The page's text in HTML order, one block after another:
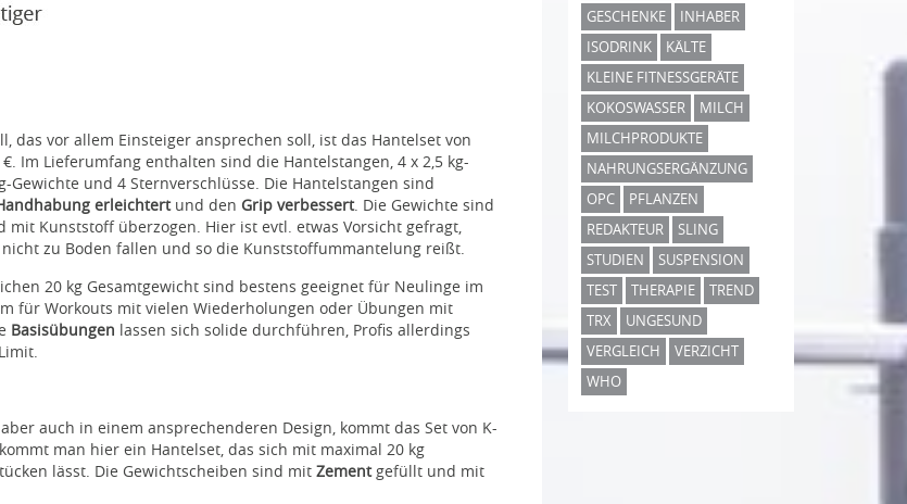
das vor allem Einsteiger ansprechen soll, ist das Hantelset von
Im Lieferumfang enthalten sind die Hantelstangen, 4 x 2,5 kg-
Gewichte und 4 Sternverschlüsse. Die Hantelstangen sind
erleichtertund den Grip verbessert. Die Gewichte sind
mit Kunststoff überzogen. Hier ist evtl. etwas Vorsicht gefragt,
zu Boden fallen und so die Kunststoffummantelung reißt.
20 kg Gesamtgewicht sind bestens geeignet für Neulinge im
für Workouts mit vielen Wiederholungen oder Übungen mit
Basisübungen lassen sich solide durchführen, Profis allerdings
auch in einem ansprechenderen Design, kommt das Set von K-
man hier ein Hantelset, das sich mit maximal 20 kg
lässt. Die Gewichtscheiben sind mit Zementgefüllt und mit
GESCHENKE
INHABER
ISODRINK
KÄLTE
KLEINE FITNESSGERÄTE
KOKOSWASSER
MILCH
MILCHPRODUKTE
NAHRUNGSERGÄNZUNG
OPC
PFLANZEN
REDAKTEUR
SLING
STUDIEN
SUSPENSION
TEST
THERAPIE
TREND
TRX
UNGESUND
VERGLEICH
VERZICHT
WHO